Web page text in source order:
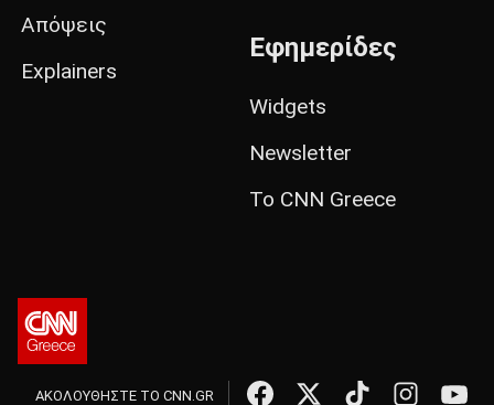
Απόψεις
Explainers
Εφημερίδες
Widgets
Newsletter
Το CNN Greece
ΑΚΟΛΟΥΘΗΣΤΕ ΤΟ CNN.GR